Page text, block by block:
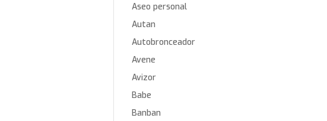
Aseo personal
Autan
Autobronceador
Avene
Avizor
Babe
Banban